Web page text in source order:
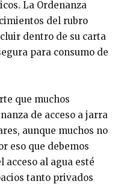
La Ordenanza
del rubro
dentro de su carta
para consumo de
que muchos
de acceso a jarra
aunque muchos no
eso que debemos
acceso al agua esté
tanto privados